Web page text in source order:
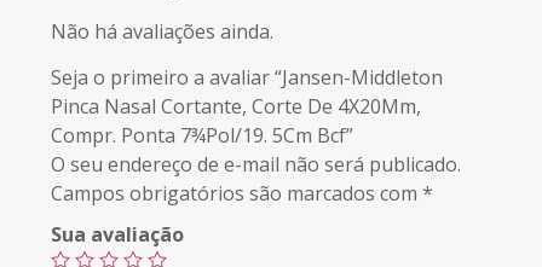
Não há avaliações ainda.
Seja o primeiro a avaliar “Jansen-Middleton
Pinca Nasal Cortante, Corte De 4X20Mm,
Compr. Ponta 7¾Pol/19. 5Cm Bcf”
O seu endereço de e-mail não será publicado.
Campos obrigatórios são marcados com*
Sua avaliação